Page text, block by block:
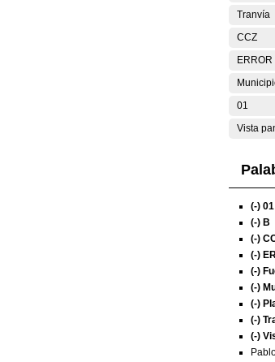
Tranvía
CCZ
ERROR
01
Vista
(-) 01
(-) B
(-)
(-)
(-)
(-)
(-)
(-)
(-)